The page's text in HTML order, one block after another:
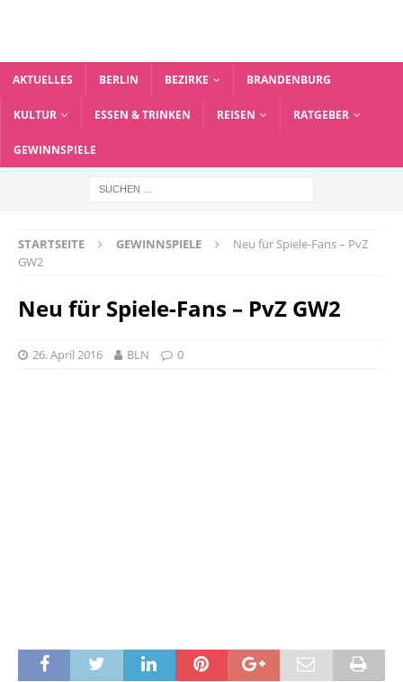
AKTUELLES BERLIN BEZIRKE BRANDENBURG
KULTUR ESSEN & TRINKEN REISEN RATGEBER
GEWINNSPIELE
STARTSEITE GEWINNSPIELE
Neu für Spiele-Fans – PvZ
GW2
Neu für Spiele-Fans – PvZ GW2
26. April 2016 BLN 0